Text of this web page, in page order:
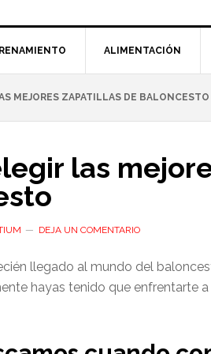
ALIMENTACIÓN
MEJORES ZAPATILLAS DE BALONCESTO
las
DEJA UN COMENTARIO
llegado al mundo del
hayas tenido que enfrentarte